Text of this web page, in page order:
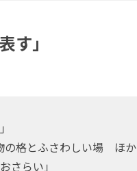
す」
の格とふさわしい場 ほか
さらい」